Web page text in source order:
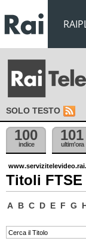
SOLO TESTO
100
indice
101
ultim'ora
Titoli
A B C D E F G